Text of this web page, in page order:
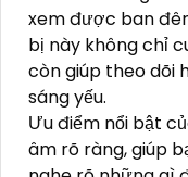
xem được ban
bị này không chỉ
còn giúp theo dõi
sáng yếu.
Ưu điểm nổi bật
âm rõ ràng, giúp